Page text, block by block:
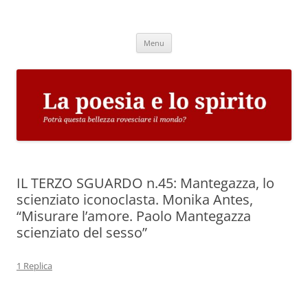
Menu
IL TERZO SGUARDO n.45: Mantegazza, lo
scienziato iconoclasta. Monika Antes,
“Misurare l’amore. Paolo Mantegazza
scienziato del sesso”
1 Replica